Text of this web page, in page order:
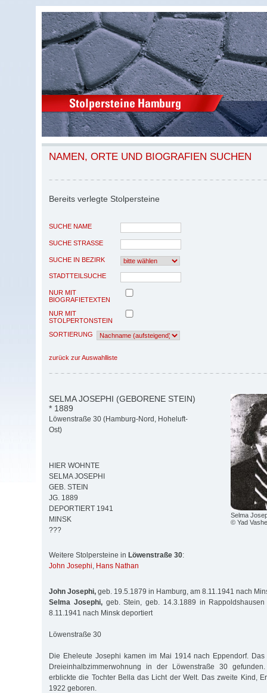
NAMEN, ORTE UND BIOGRAFIEN SUCHEN
Bereits verlegte Stolpersteine
SUCHE NAME
SUCHE STRASSE
SUCHE IN BEZIRK
STADTTEILSUCHE
NUR MIT
BIOGRAFIETEXTEN
NUR MIT
STOLPERTONSTEIN
SORTIERUNG
zurück zur Auswahlliste
Selma
© Yad
SELMA JOSEPHI (GEBORENE STEIN)
* 1889
Löwenstraße 30 (Hamburg-Nord, Hoheluft-
Ost)
HIER WOHNTE
SELMA JOSEPHI
GEB. STEIN
JG. 1889
DEPORTIERT 1941
MINSK
???
Weitere Stolpersteine in Löwenstraße 30:
John Josephi, Hans Nathan
John Josephi, geb. 19.5.1879 in Hamburg, am 8.11.1941 nach
Selma Josephi,geb. Stein, geb. 14.3.1889 in Rappoldshausen
8.11.1941 nach Minsk deportiert
Löwenstraße 30
Die Eheleute Josephi kamen im Mai 1914 nach Eppendorf.
Dreieinhalbzimmerwohnung in der Löwenstraße 30
erblickte die Tochter Bella das Licht der Welt. Das zweite Kind,
1922 geboren.